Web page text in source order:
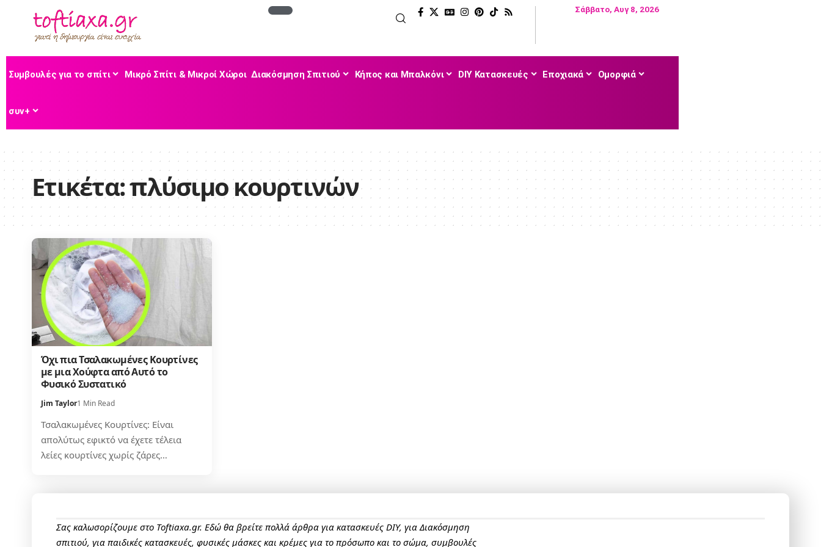
Σάββατο, Αυγ 8, 2026
Συμβουλές για το σπίτι Μικρό Σπίτι & Μικροί Χώροι Διακόσμηση Σπιτιού Κήπος και Μπαλκόνι DIY Κατασκευές Εποχιακά Ομορφιά
συν+
Ετικέτα:πλύσιμο κουρτινών
Όχι πια Τσαλακωμένες Κουρτίνες
με μια Χούφτα από Αυτό το
Φυσικό Συστατικό
Jim Taylor1 Min Read
Τσαλακωμένες Κουρτίνες: Είναι
απολύτως εφικτό να έχετε τέλεια
λείες κουρτίνες χωρίς ζάρες…
Σας καλωσορίζουμε στο Toftiaxa.gr. Εδώ θα βρείτε πολλά άρθρα για κατασκευές DIY, για Διακόσμηση
σπιτιού, για παιδικές κατασκευές, φυσικές μάσκες και κρέμες για το πρόσωπο και το σώμα, συμβουλές